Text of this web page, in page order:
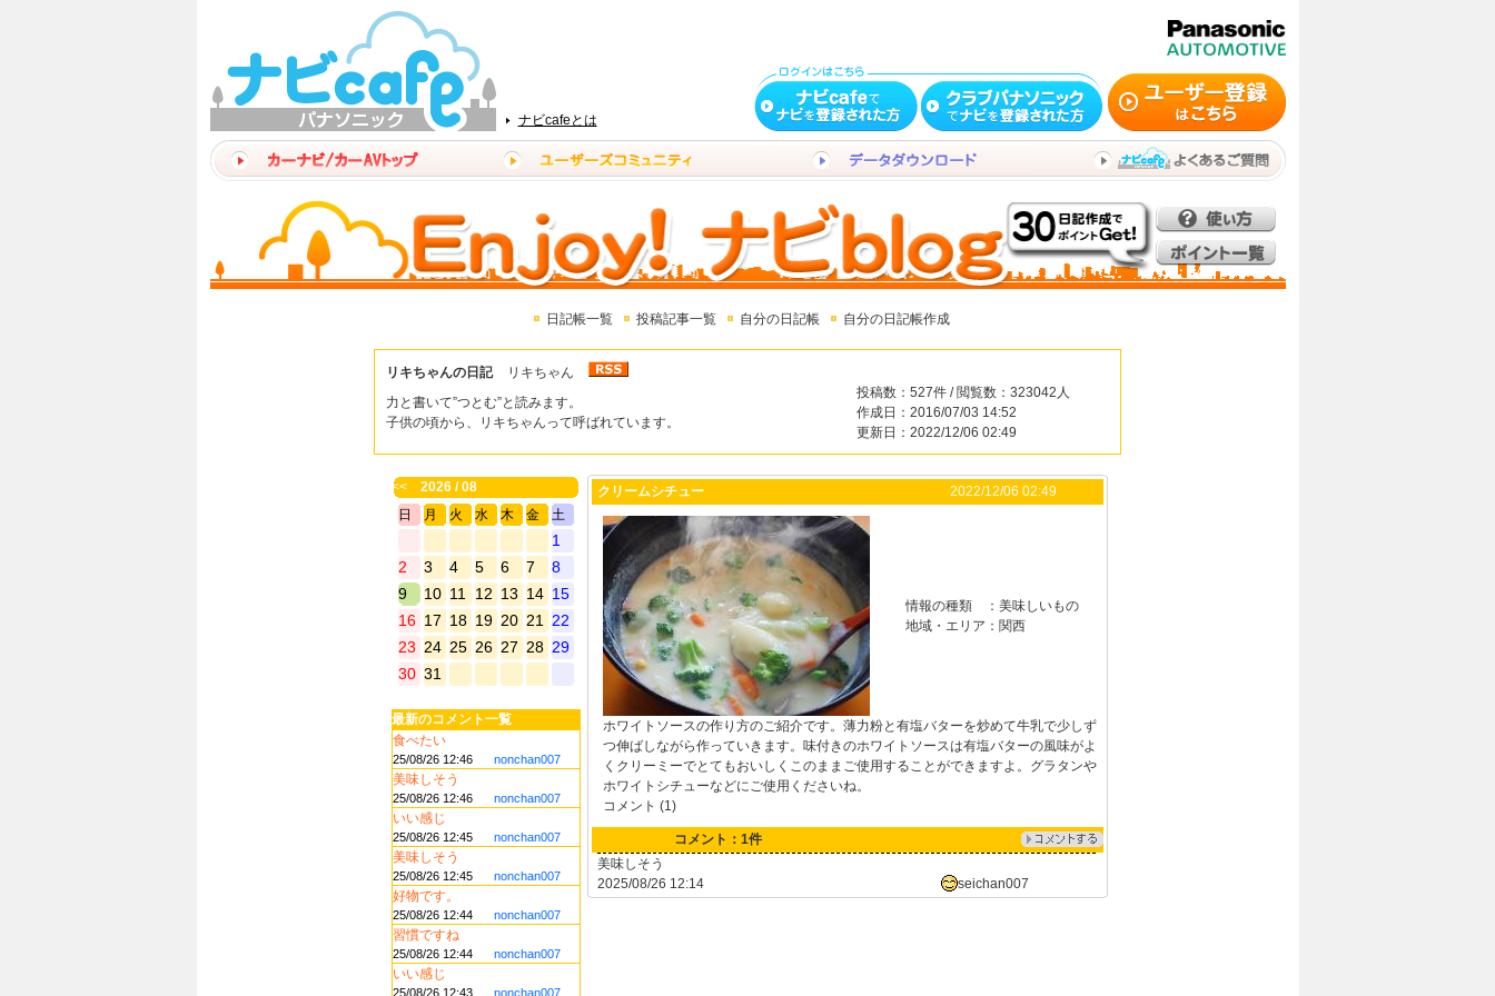
ナビcafeとは
日記帳一覧 投稿記事一覧 自分の日記帳 自分の日記帳作成
リキちゃんの日記
リキちゃん
力と書いて”つとむ”と読みます。
子供の頃から、リキちゃんって呼ばれています。
投稿数：527件 / 閲覧数：323042人
作成日：2016/07/03 14:52
更新日：2022/12/06 02:49
<<
2026 / 08
日
月 火 水 木 金 土
1
2
3 4 5 6 7
8
9
10 11 12 13 14 15
16 17 18 19 20 21
22
23 24 25 26 27 28 29
30 31
最新のコメント一覧
食べたい
25/08/26 12:46 nonchan007
美味しそう
25/08/26 12:46 nonchan007
いい感じ
25/08/26 12:45 nonchan007
美味しそう
25/08/26 12:45 nonchan007
好物です。
25/08/26 12:44 nonchan007
習慣ですね
25/08/26 12:44 nonchan007
いい感じ
25/08/26 12:43 nonchan007
クリームシチュー 2022/12/06 02:49
情報の種類 ： 美味しいもの
地域・エリア ： 関西
ホワイトソースの作り方のご紹介です。薄力粉と有塩バターを炒めて牛乳で少しず
つ伸ばしながら作っていきます。味付きのホワイトソースは有塩バターの風味がよ
くクリーミーでとてもおいしくこのままご使用することができますよ。グラタンや
ホワイトシチューなどにご使用くださいね。
コメント (1)
コメント：1件
美味しそう
2025/08/26 12:14
seichan007